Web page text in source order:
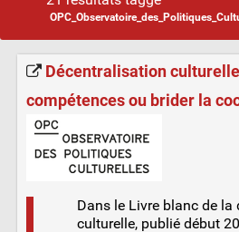
Décentralisation
compétences ou brider la
Dans le Livre blanc de
culturelle, publié début